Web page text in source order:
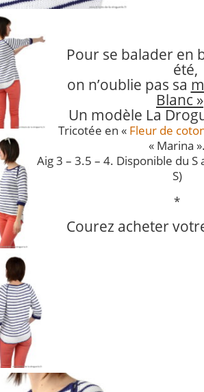
Pour se balader en
été,
on n’oublie pas sa
Blanc »
Un modèle La
Tricotée en « Fleur de
« Marina
Aig 3 – 3.5 – 4. Disponible du
S)
*
Courez acheter